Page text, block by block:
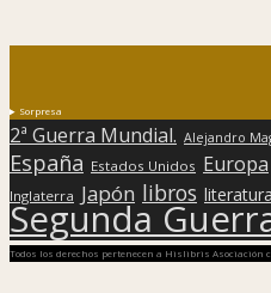
Sorpresa
2ª Guerra Mundial. Alejandro
España Estados Unidos Europa
Inglaterra Japón libros literatura
Segunda
Todos los derechos pertenecen a Hislibris Asociación